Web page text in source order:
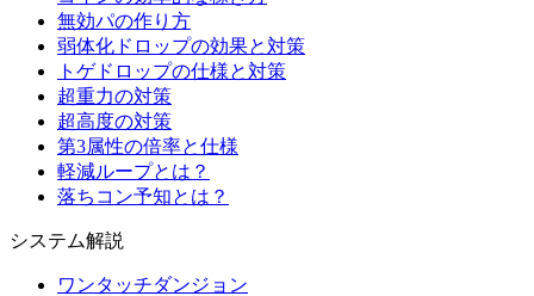
無効パの作り方
弱体化ドロップの効果と対策
トゲドロップの仕様と対策
超重力の対策
超高度の対策
第3属性の倍率と仕様
軽減ループとは？
落ちコン予知とは？
システム解説
ワンタッチダンジョン